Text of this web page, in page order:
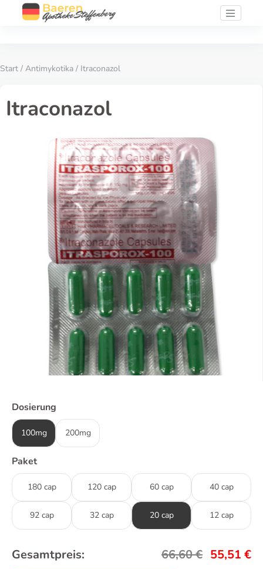
Start / Antimykotika / Itraconazol
Itraconazol
Dosierung
100mg 200mg
Paket
180 cap 120 cap 60 cap 40 cap
92 cap 32 cap 20 cap 12 cap
Gesamtpreis: 66,60€ 55,51 €